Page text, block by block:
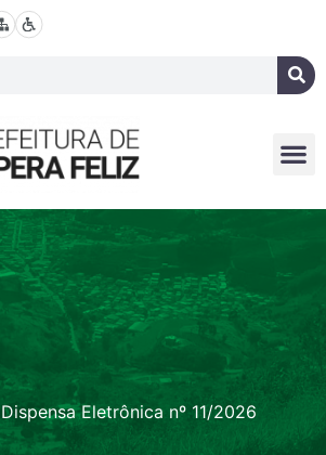
Dispensa Eletrônica nº 11/2026